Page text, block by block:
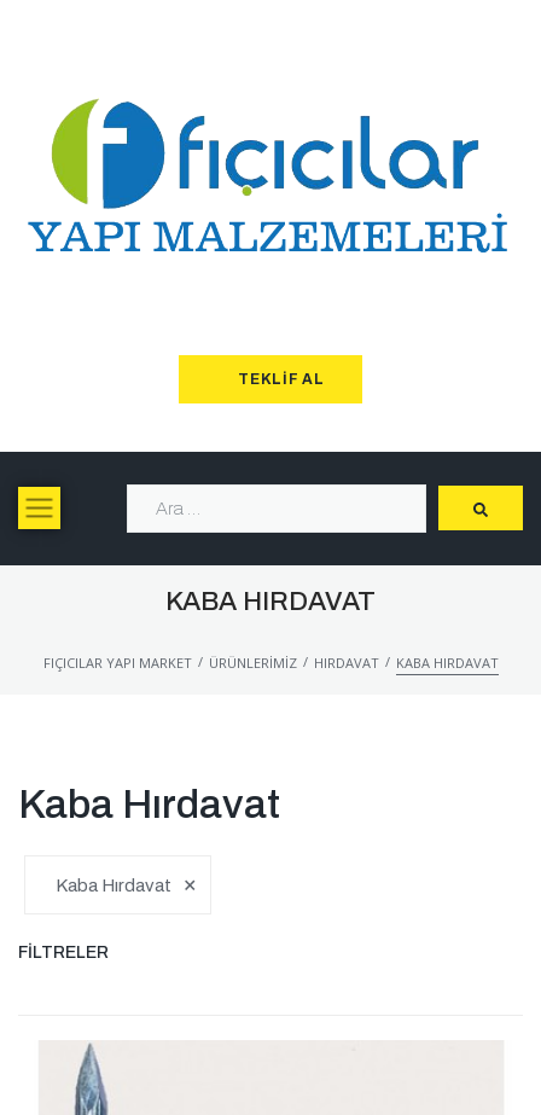
TEKLIF AL
KABA HIRDAVAT
FIÇICILAR YAPI MARKET / ÜRÜNLERIMIZ / HIRDAVAT / KABA HIRDAVAT
Kaba Hırdavat
Kaba Hırdavat ×
FILTRELER